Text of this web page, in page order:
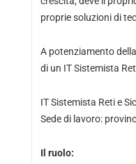
proprie soluzioni di
A potenziamento
di un IT Sistemista
IT Sistemista Reti e
Sede di lavoro:
Il ruolo: